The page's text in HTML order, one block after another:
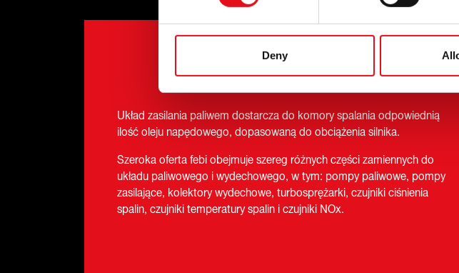
Deny
Układ zasilania paliwem dostarcza do komory spalania odpowiednią
ilość oleju napędowego, dopasowaną do obciążenia silnika.
Szeroka oferta febi obejmuje szereg różnych części zamiennych do
układu paliwowego i wydechowego, w tym: pompy paliwowe, pompy
zasilające, kolektory wydechowe, turbosprężarki, czujniki ciśnienia
spalin, czujniki temperatury spalin i czujniki NOx.